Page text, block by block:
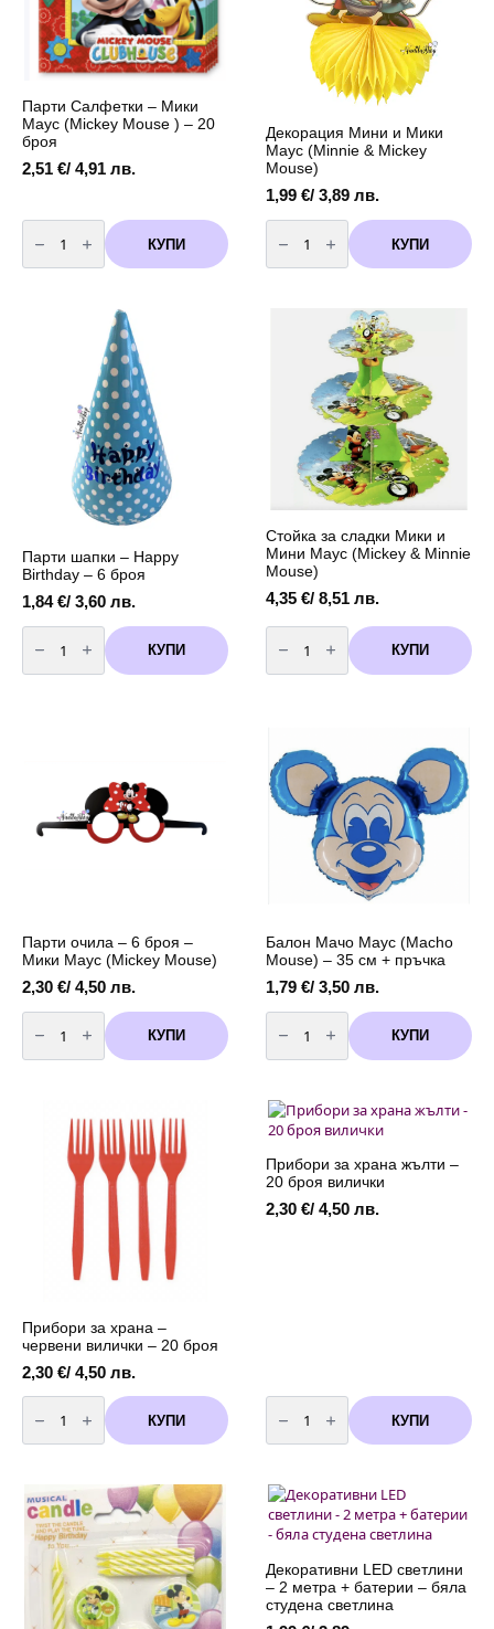
Парти Салфетки – Мики
Маус (Mickey Mouse ) – 20
броя
2,51 €/ 4,91 лв.
количество
за
Парти
Салфетки
КУПИ
Декорация Мини и Мики
Маус (Minnie & Mickey
Mouse)
1,99 €/ 3,89 лв.
количество
за
Декорация
Мини
КУПИ
Парти шапки – Happy
Birthday – 6 броя
1,84€/ 3,60 лв.
количество
за
Парти
шапки
КУПИ
Стойка за сладки Мики и
Мини Маус (Mickey & Minnie
Mouse)
4,35 €/ 8,51 лв.
количество
за
Стойка
за
Маус
(Mickey
&
Minnie
Mouse)
КУПИ
Парти очила – 6 броя –
Мики Маус (Mickey Mouse)
2,30 €/ 4,50 лв.
количество
за
Парти
очила
(Mickey
Mouse)
КУПИ
Балон Мачо Маус (Macho
Mouse) – 35 см + пръчка
1,79 €/ 3,50 лв.
количество
за
Балон
Мачо
Mouse)
-
35
+
пръчка
КУПИ
Прибори за храна –
червени вилички – 20 броя
2,30 €/ 4,50 лв.
количество
за
Прибори
за
червени
вилички
20
броя
КУПИ
Прибори за храна жълти –
20 броя вилички
2,30 €/ 4,50 лв.
количество
за
Прибори
за
-
20
броя
вилички
КУПИ
Декоративни LED светлини
– 2 метра + батерии – бяла
студена светлина